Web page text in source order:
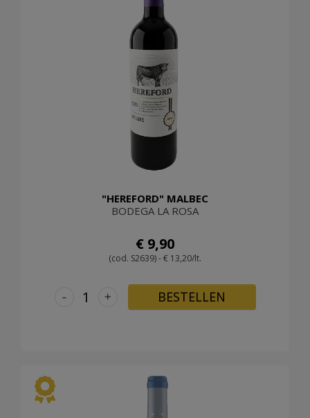
"HEREFORD" MALBEC
BODEGA LA ROSA
€ 9,90
(cod. S2639) - € 13,20/lt.
+
- BESTELLEN